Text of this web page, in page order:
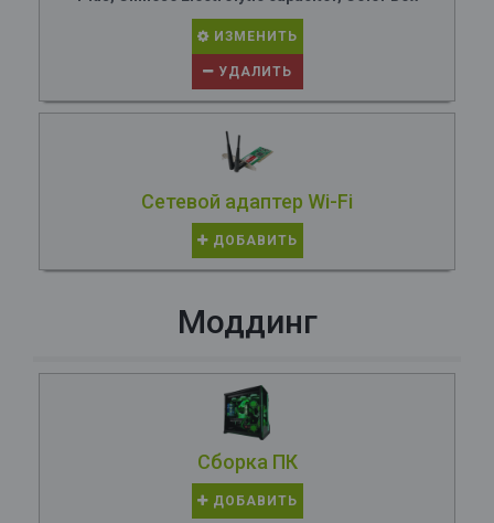
ИЗМЕНИТЬ
УДАЛИТЬ
Сетевой адаптер Wi-Fi
ДОБАВИТЬ
Моддинг
Сборка ПК
ДОБАВИТЬ